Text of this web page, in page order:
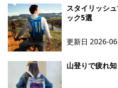
スタイリッシ
ック5選
更新日2026-
山登りで疲れ